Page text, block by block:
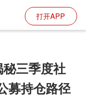
打开APP
三季度社
募持仓路径